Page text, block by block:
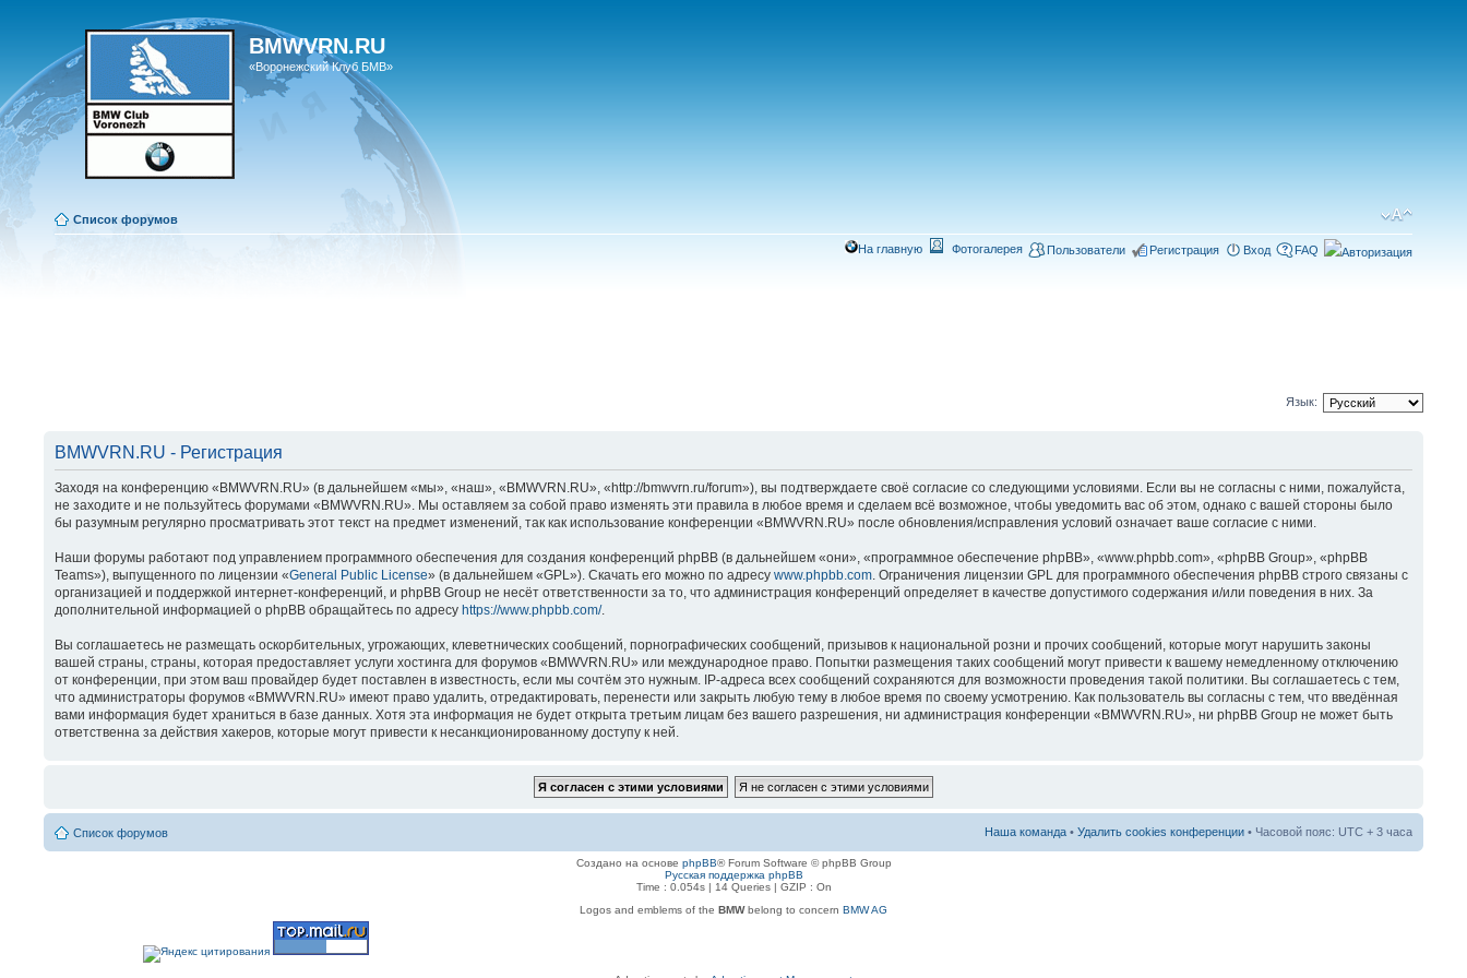
BMWVRN.RU
«Воронежский Клуб БМВ»
Список форумов
На главную Фотогалерея Пользователи Регистрация Вход FAQ
Язык:
BMWVRN.RU - Регистрация
Заходя на конференцию «BMWVRN.RU» (в дальнейшем «мы», «наш», «BMWVRN.RU», «http://bmwvrn.ru/forum»), вы подтверждаете своё согласие со следующими условиями. Если вы не согласны с ними, пожалуйста,
не заходите и не пользуйтесь форумами «BMWVRN.RU». Мы оставляем за собой право изменять эти правила в любое время и сделаем всё возможное, чтобы уведомить вас об этом, однако с вашей стороны было
бы разумным регулярно просматривать этот текст на предмет изменений, так как использование конференции «BMWVRN.RU» после обновления/исправления условий означает ваше согласие с ними.
Наши форумы работают под управлением программного обеспечения для создания конференций phpBB (в дальнейшем «они», «программное обеспечение phpBB», «www.phpbb.com», «phpBB Group», «phpBB
Teams»), выпущенного по лицензии «General Public License» (в дальнейшем «GPL»). Скачать его можно по адресу www.phpbb.com . Ограничения лицензии GPL для программного обеспечения phpBB строго связаны с
организацией и поддержкой интернет-конференций, и phpBB Group не несёт ответственности за то, что администрация конференций определяет в качестве допустимого содержания и/или поведения в них. За
дополнительной информацией о phpBB обращайтесь по адресу https://www.phpbb.com/.
Вы соглашаетесь не размещать оскорбительных, угрожающих, клеветнических сообщений, порнографических сообщений, призывов к национальной розни и прочих сообщений, которые могут нарушить законы
вашей страны, страны, которая предоставляет услуги хостинга для форумов «BMWVRN.RU» или международное право. Попытки размещения таких сообщений могут привести к вашему немедленному отключению
от конференции, при этом ваш провайдер будет поставлен в известность, если мы сочтём это нужным. IP-адреса всех сообщений сохраняются для возможности проведения такой политики. Вы соглашаетесь с тем,
что администраторы форумов «BMWVRN.RU» имеют право удалить, отредактировать, перенести или закрыть любую тему в любое время по своему усмотрению. Как пользователь вы согласны с тем, что введённая
вами информация будет храниться в базе данных. Хотя эта информация не будет открыта третьим лицам без вашего разрешения, ни администрация конференции «BMWVRN.RU», ни phpBB Group не может быть
ответственна за действия хакеров, которые могут привести к несанкционированному доступу к ней.
Список форумов Наша команда • Удалить cookies конференции • Часовой пояс: UTC + 3 часа
Создано на основе phpBB® Forum Software © phpBB Group
Русская поддержка phpBB
Time : 0.054s | 14 Queries | GZIP : On
Logos and emblems of the BMWbelong to concern BMW AG